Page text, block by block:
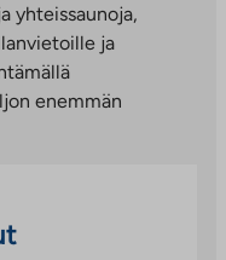
yhteissaunoja,
ja
enemmän